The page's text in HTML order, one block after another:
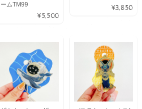
ームTM99
¥5,500
¥3,850